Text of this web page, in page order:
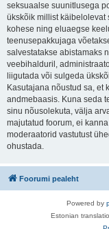
seksuaalse suunitlusega
ükskõik millist käibelolevat
kohese ning eluaegse
teenusepakkujaga
salvestatakse abistamaks
veebihalduril,
liigutada või sulgeda
Kasutajana nõustud sa, et
andmebaasis. Kuna seda
sinu nõusolekuta, välja
majutatud foorum, ei
moderaatorid vastutust
ohustada.
Foorumi pealeht
Powered by
Estonian